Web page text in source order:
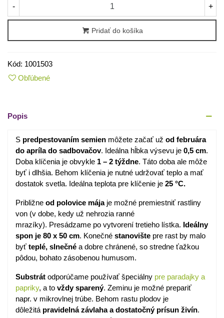
- +
Pridať do košíka
Kód: 1001503
Obľúbené
Popis
S predpestovaním semien môžete začať už od februára
do apríla do sadbovačov. Ideálna hĺbka výsevu je 0,5 cm.
Doba klíčenia je obvykle 1 – 2 týždne. Táto doba ale môže
byť i dlhšia. Behom klíčenia je nutné udržovať teplo a mať
dostatok svetla. Ideálna teplota pre klíčenie je 25 °C.
Približne od polovice májaje možné premiestniť rastliny
von (v dobe, kedy už nehrozia ranné
mrazíky). Presádzame po vytvorení tretieho lístka. Ideálny
spon je 80 x 50 cm. Konečné stanovište pre rast by malo
byť teplé, slnečné a dobre chránené, so stredne ťažkou
pôdou, bohato zásobenou humusom.
Substrát odporúčame používať špeciálny pre paradajky a
papriky, a to vždy sparený. Zeminu je možné prepariť
napr. v mikrovlnej trúbe. Behom rastu plodov je
dôležitá pravidelná závlaha a dostatočný prísun živín.